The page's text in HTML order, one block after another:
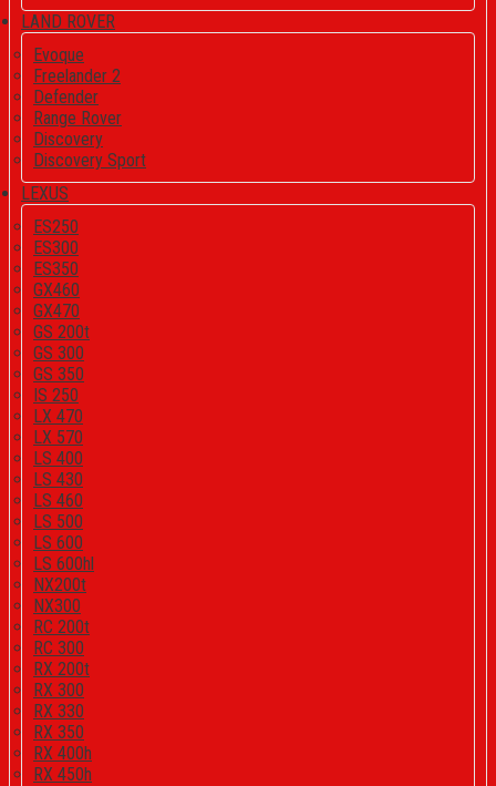
LAND ROVER
Evoque
Freelander 2
Defender
Range Rover
Discovery
Discovery Sport
LEXUS
ES250
ES300
ES350
GX460
GX470
GS 200t
GS 300
GS 350
IS 250
LX 470
LX 570
LS 400
LS 430
LS 460
LS 500
LS 600
LS 600hl
NX200t
NX300
RC 200t
RC 300
RX 200t
RX 300
RX 330
RX 350
RX 400h
RX 450h